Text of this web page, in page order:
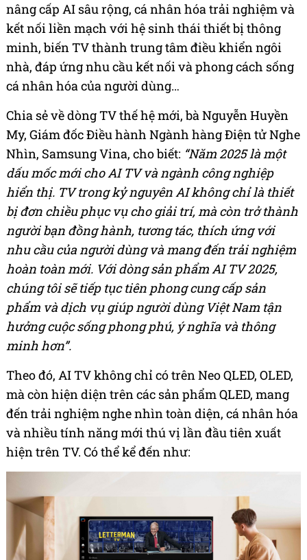
nâng cấp AI sâu rộng, cá nhân hóa trải nghiệm và
kết nối liền mạch với hệ sinh thái thiết bị thông
minh, biến TV thành trung tâm điều khiển ngôi
nhà, đáp ứng nhu cầu kết nối và phong cách sống
cá nhân hóa của người dùng…
Chia sẻ về dòng TV thế hệ mới, bà Nguyễn Huyền
My, Giám đốc Điều hành Ngành hàng Điện tử Nghe
Nhìn, Samsung Vina, cho biết: “Năm 2025 là một
dấu mốc mới cho AI TV và ngành công nghiệp
hiển thị. TV trong kỷ nguyên AI không chỉ là thiết
bị đơn chiều phục vụ cho giải trí, mà còn trở thành
người bạn đồng hành, tương tác, thích ứng với
nhu cầu của người dùng và mang đến trải nghiệm
hoàn toàn mới. Với dòng sản phẩm AI TV 2025,
chúng tôi sẽ tiếp tục tiên phong cung cấp sản
phẩm và dịch vụ giúp người dùng Việt Nam tận
hưởng cuộc sống phong phú, ý nghĩa và thông
minh hơn”.
Theo đó, AI TV không chỉ có trên Neo QLED, OLED,
mà còn hiện diện trên các sản phẩm QLED, mang
đến trải nghiệm nghe nhìn toàn diện, cá nhân hóa
và nhiều tính năng mới thú vị lần đầu tiên xuất
hiện trên TV. Có thể kể đến như: